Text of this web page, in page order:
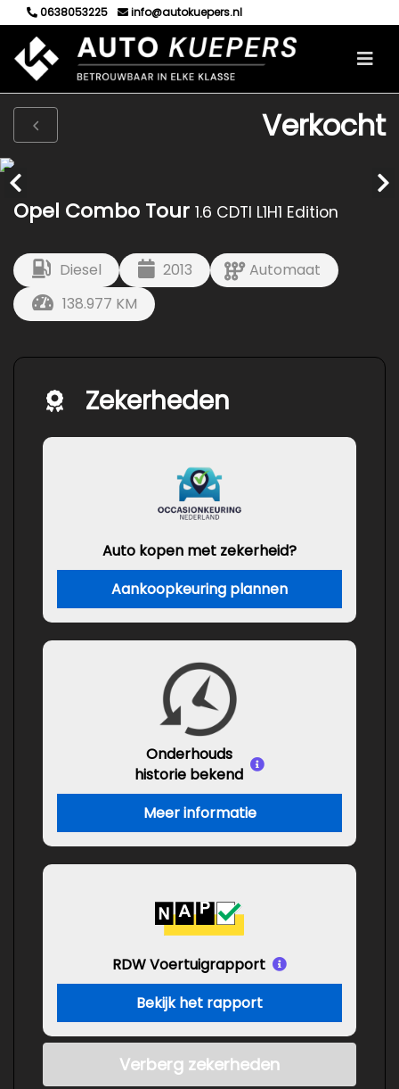
0638053225 info@autokuepers.nl
Verkocht
Opel Combo Tour 1.6 CDTI L1H1 Edition
Diesel 2013
Automaat
138.977 KM
Zekerheden
Auto kopen met zekerheid?
Aankoopkeuring plannen
Onderhouds
historie bekend
Meer informatie
RDW Voertuigrapport
Bekijk het rapport
Verberg zekerheden